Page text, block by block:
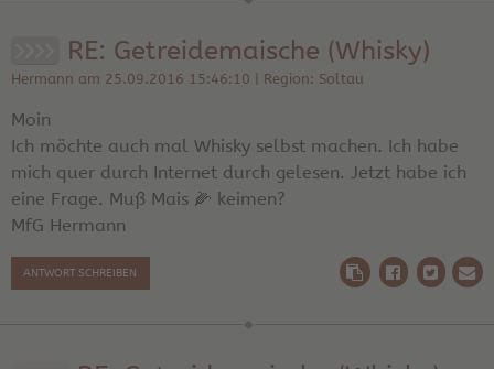
RE: Getreidemaische (Whisky)
Hermann am 25.09.2016 15:46:10 | Region: Soltau
Moin
Ich möchte auch mal Whisky selbst machen. Ich habe
mich quer durch Internet durch gelesen. Jetzt habe ich
eine Frage. Muß Mais 🌽 keimen?
MfG Hermann
ANTWORT SCHREIBEN